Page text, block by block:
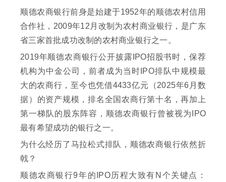
顺德农商银行前身是始建于1952年的顺德农村信用
合作社，2009年12月改制为农村商业银行，是广东
省三家首批成功改制的农村商业银行之一。
2019年顺德农商银行公开披露IPO招股书时，保荐
机构为中金公司，前者成为当时IPO排队中规模最
大的农商行，至今也凭借4433亿元（2025年6月数
据）的资产规模，排名全国农商行第十名，再加上
第一梯队的股东阵容，顺德农商银行曾被视为IPO
最有希望成功的银行之一。
为什么经历了马拉松式排队，顺德农商银行依然折
戟？
顺德农商银行9年的IPO历程大致有N个关键点：